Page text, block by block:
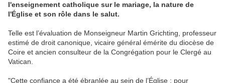
l'enseignement catholique sur le mariage, la nature de
l'Église et son rôle dans le salut.
Telle est l’évaluation de Monseigneur Martin Grichting, professeur
estimé de droit canonique, vicaire général émérite du diocèse de
Coire et ancien consulteur de la Congrégation pour le Clergé au
Vatican.
"Cette confiance a été ébranlée au sein de l’Église ; pour